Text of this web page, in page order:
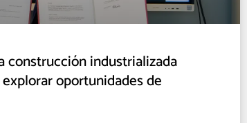
construcción industrializada
oportunidades de